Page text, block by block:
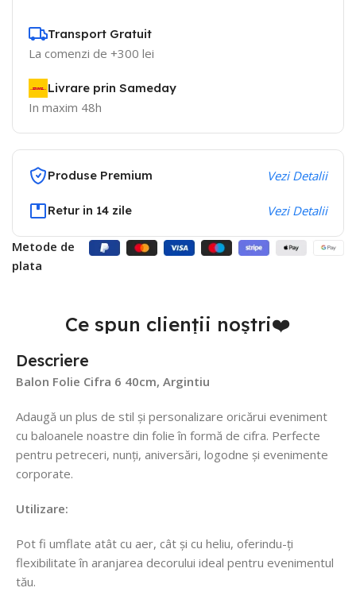
Transport Gratuit
La comenzi de +300 lei
Livrare prin Sameday
In maxim 48h
Produse Premium Vezi Detalii
Retur in 14 zile Vezi Detalii
Metode de
plata
Ce spun clienții noștri❤️
Descriere
Balon Folie Cifra 6 40cm, Argintiu
Adaugă un plus de stil și personalizare oricărui eveniment
cu baloanele noastre din folie în formă de cifra. Perfecte
pentru petreceri, nunți, aniversări, logodne și evenimente
corporate.
Utilizare:
Pot fi umflate atât cu aer, cât și cu heliu, oferindu-ți
flexibilitate în aranjarea decorului ideal pentru evenimentul
tău.